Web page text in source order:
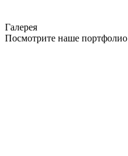
Галерея
Посмотрите наше портфолио